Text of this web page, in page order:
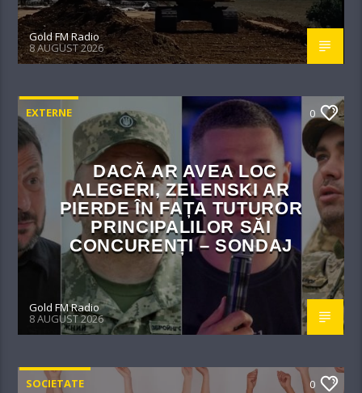
Gold FM Radio
8 AUGUST 2026
EXTERNE 0
DACĂ AR AVEA LOC
ALEGERI, ZELENSKI AR
PIERDE ÎN FAȚA TUTUROR
PRINCIPALILOR SĂI
CONCURENȚI – SONDAJ
Gold FM Radio
8 AUGUST 2026
SOCIETATE 0